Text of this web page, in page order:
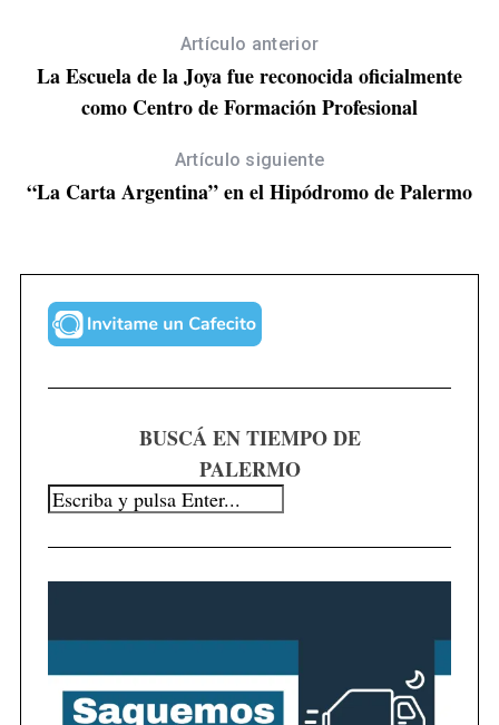
Artículo anterior
La Escuela de la Joya fue reconocida oficialmente
como Centro de Formación Profesional
Artículo siguiente
“La Carta Argentina” en el Hipódromo de Palermo
BUSCÁ EN TIEMPO DE
PALERMO